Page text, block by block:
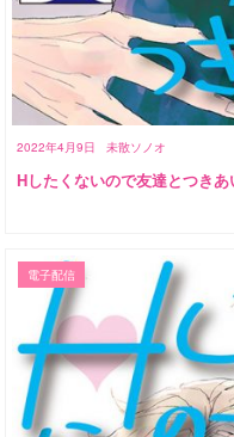
2022年4月9日 未散ソノオ
Hしたくないので友達とつき
電子配信